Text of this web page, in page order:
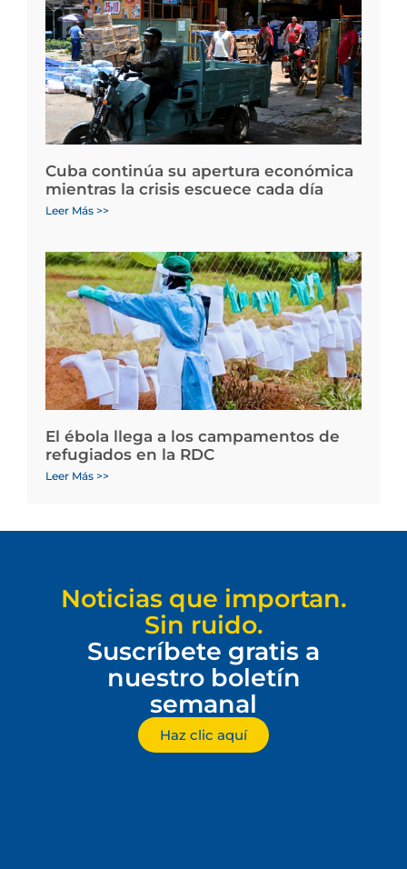
Cuba continúa su apertura económica
mientras la crisis escuece cada día
Leer Más >>
El ébola llega a los campamentos de
refugiados en la RDC
Leer Más >>
Noticias que importan.
Sin ruido.
Suscríbete gratis a
nuestro boletín
semanal
Haz clic aquí